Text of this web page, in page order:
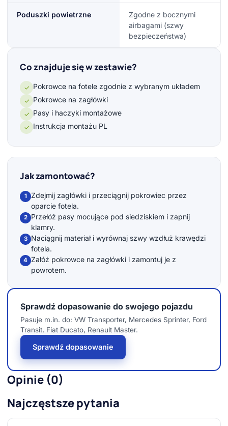
Poduszki powietrzne
Zgodne z bocznymi
airbagami (szwy
bezpieczeństwa)
Co znajduje się w zestawie?
✓ Pokrowce na fotele zgodnie z wybranym układem
✓ Pokrowce na zagłówki
✓ Pasy i haczyki montażowe
✓ Instrukcja montażu PL
Jak zamontować?
1
Zdejmij zagłówki i przeciągnij pokrowiec przez
oparcie fotela.
2
Przełóż pasy mocujące pod siedziskiem i zapnij
klamry.
3
Naciągnij materiał i wyrównaj szwy wzdłuż krawędzi
fotela.
4 Załóż pokrowce na zagłówki i zamontuj je z
powrotem.
Sprawdź dopasowanie do swojego pojazdu
Pasuje m.in. do: VW Transporter, Mercedes Sprinter, Ford
Transit, Fiat Ducato, Renault Master.
Sprawdź dopasowanie
Opinie (0)
Najczęstsze pytania